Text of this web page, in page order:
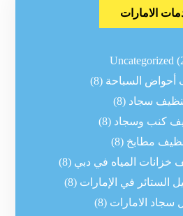
الامارات
Uncategorized
أحواض السباحة (8)
سجاد (8)
كنب وسجاد (8)
مطابخ (8)
خزانات المياه في دبي (8)
الستائر في الإمارات (8)
سجاد الامارات (8)